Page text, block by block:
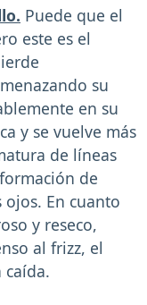
Puede que el
este es el
su
en su
y se vuelve más
de líneas
de
En cuanto
y reseco,
al frizz, el